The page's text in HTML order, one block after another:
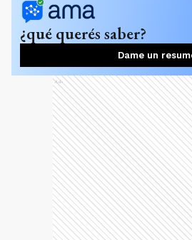
¿qué querés saber?
Dame un
Ads